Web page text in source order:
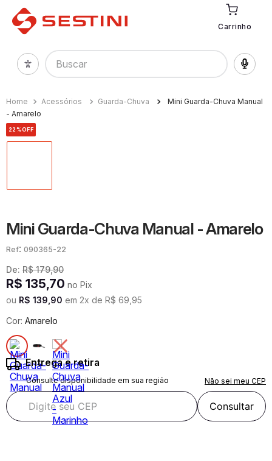
Carrinho
Buscar
Acessórios Guarda-Chuva
Mini Guarda-Chuva Manual
- Amarelo
22%OFF
Mini Guarda-Chuva Manual - Amarelo
: 090365-22
De: R$ 179,90
R$ 135,70 no Pix
ou R$ 139 90 em 2x de R$ 69 95
Cor: Amarelo
Entrega e retira
Consulte disponibilidade em sua região Não sei meu CEP
Consultar